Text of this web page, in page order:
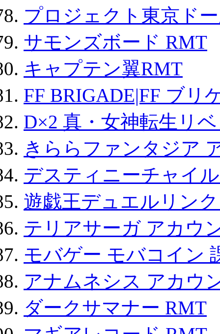
プロジェクト東京ド
サモンズボード RMT
キャプテン翼RMT
FF BRIGADE|FF ブリ
D×2 真・女神転生リ
きららファンタジア
デスティニーチャイ
遊戯王デュエルリン
テリアサーガ アカウ
モバゲー モバコイン
アナムネシス アカウ
ダークサマナー RMT